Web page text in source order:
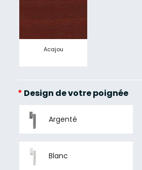
Acajou
* Design de votre poignée
Argenté
Blanc